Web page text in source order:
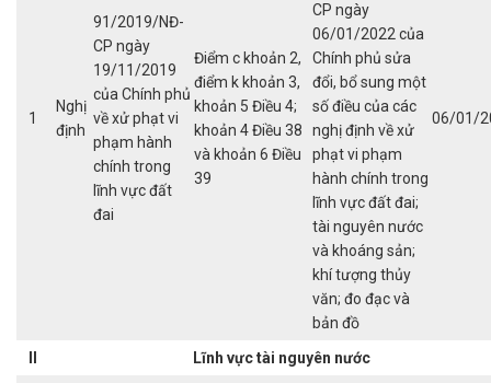
1
Nghị
định
91/2019/NĐ-
CP ngày
19/11/2019
của Chính phủ
về xử phạt vi
phạm hành
chính trong
lĩnh vực đất
đai
Điểm c khoản 2,
điểm k khoản 3,
khoản 5 Điều 4;
khoản 4 Điều 38
và khoản 6 Điều
39
CP ngày
06/01/2022 của
Chính phủ sửa
đổi, bổ sung một
số điều của các
nghị định về xử
phạt vi phạm
hành chính trong
lĩnh vực đất đai;
tài nguyên nước
và khoáng sản;
khí tượng thủy
văn; đo đạc và
bản đồ
06/01/
Lĩnh vực tài nguyên nước